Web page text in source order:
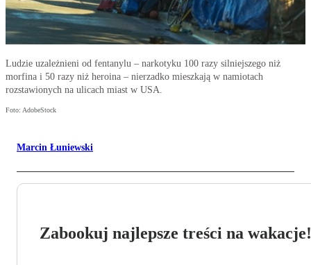
Ludzie uzależnieni od fentanylu – narkotyku 100 razy silniejszego niż
morfina i 50 razy niż heroina – nierzadko mieszkają w namiotach
rozstawionych na ulicach miast w USA.
Foto: AdobeStock
Marcin Łuniewski
Zabookuj najlepsze treści na wakacje!